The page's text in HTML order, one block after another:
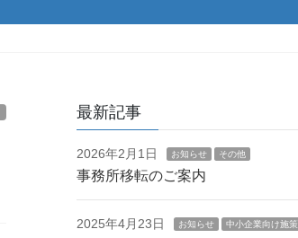
最新記事
2026年2月1日 お知らせ その他
事務所移転のご案内
2025年4月23日 お知らせ 中小企業向け施策